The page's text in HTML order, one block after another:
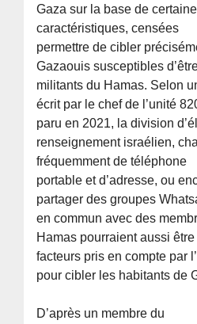
Gaza sur la base de
caractéristiques, censées
permettre de cibler
Gazaouis susceptibles
militants du Hamas. Selon
écrit par le chef de l’unité
paru en 2021, la division
renseignement israélien,
fréquemment de téléphone
portable et d’adresse, ou
partager des groupes
en commun avec des
Hamas pourraient aussi
facteurs pris en compte par
pour cibler les habitants de
D’après un membre du